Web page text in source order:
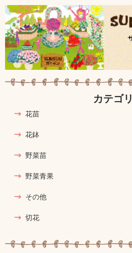
カテゴリ
花苗
花鉢
野菜苗
野菜青果
その他
切花